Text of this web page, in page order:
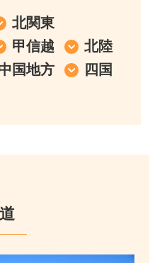
北関東
甲信越
北陸
国地方
四国